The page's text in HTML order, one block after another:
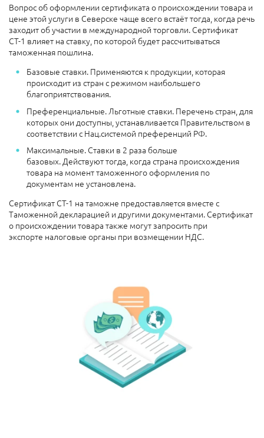
Вопрос об оформлении сертификата о происхождении товара и
цене этой услуги в Северске чаще всего встаёт тогда, когда речь
заходит об участии в международной торговли. Сертификат
СТ-1 влияет на ставку, по которой будет рассчитываться
таможенная пошлина.
Базовые ставки. Применяются к продукции, которая
происходит из стран с режимом наибольшего
благоприятствования.
Преференциальные. Льготные ставки. Перечень стран, для
которых они доступны, устанавливается Правительством в
соответствии с Нац.системой преференций РФ.
Максимальные. Ставки в 2 раза больше
базовых. Действуют тогда, когда страна происхождения
товара на момент таможенного оформления по
документам не установлена.
Сертификат СТ-1 на таможне предоставляется вместе с
Таможенной декларацией и другими документами. Сертификат
о происхождении товара также могут запросить при
экспорте налоговые органы при возмещении НДС.